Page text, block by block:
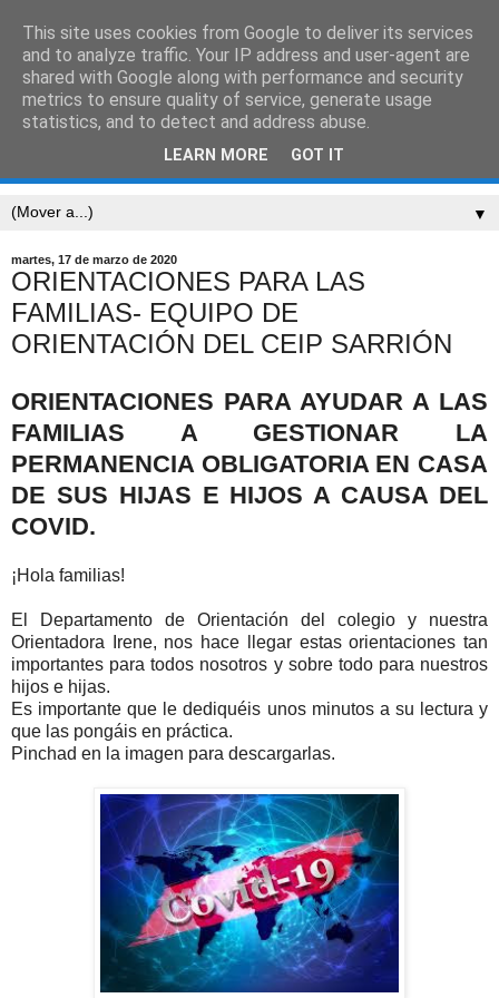
CEIP SARRIÓN
"Mucha gente pequeña, en lugares pequeños, haciendo
cosas pequeñas, puede cambiar el mundo." Eduardo
▼
martes, 17 de marzo de 2020
ORIENTACIONES PARA LAS
FAMILIAS- EQUIPO DE
ORIENTACIÓN DEL CEIP SARRIÓN
ORIENTACIONES PARA AYUDAR A LAS
FAMILIAS A GESTIONAR LA
PERMANENCIA OBLIGATORIA EN CASA
DE SUS HIJAS E HIJOS A CAUSA DEL
COVID.
¡Hola familias!
El Departamento de Orientación del colegio y nuestra
Orientadora Irene, nos hace llegar estas orientaciones tan
importantes para todos nosotros y sobre todo para nuestros
hijos e hijas.
Es importante que le dediquéis unos minutos a su lectura y
que las pongáis en práctica.
Pinchad en la imagen para descargarlas.
This site uses cookies from Google to deliver its services
and to analyze traffic. Your IP address and user-agent are
shared with Google along with performance and security
metrics to ensure quality of service, generate usage
statistics, and to detect and address abuse.
LEARN MORE GOT IT